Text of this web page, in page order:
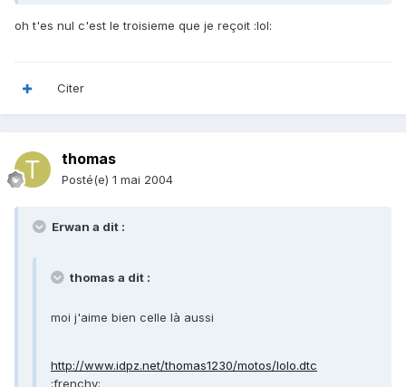
oh t'es nul c'est le troisieme que je reçoit :lol:
Citer
thomas
Posté(e) 1 mai 2004
Erwan a dit :
thomas a dit :
moi j'aime bien celle là aussi
http://www.idpz.net/thomas1230/motos/lolo.dtc
:frenchy: